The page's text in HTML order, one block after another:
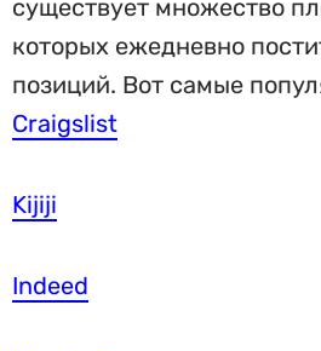
существует множество
которых ежедневно
позиций. Вот самые
Craigslist
Kijiji
Indeed